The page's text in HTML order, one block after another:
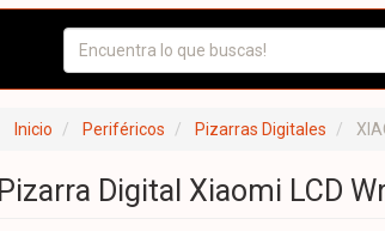
Inicio Periféricos Pizarras Digitales
Pizarra Digital Xiaomi LCD